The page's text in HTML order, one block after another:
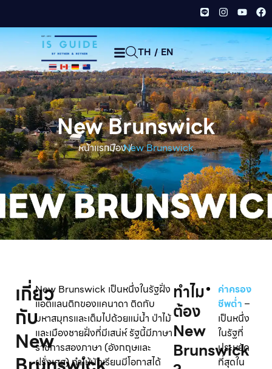
TH / EN
New Brunswick
หน้าเเรก /เมือง /New Brunswick
เกี่ยว
กับ
New
New Brunswick เป็นหนึ่งในรัฐฝั่ง
แอตแลนติกของแคนาดา ติดกับ
มหาสมุทรและเต็มไปด้วยแม่น้ำ ป่าไม้
และเมืองชายฝั่งที่มีเสน่ห์ รัฐนี้มีภาษา
ราชการสองภาษา (อังกฤษและ
ฝรั่งเศส) ทำให้นักเรียนมีโอกาสได้
ทําไม
ต้อง
New
Brunswick
ค่าครอง
ชีพต่ำ –
เป็นหนึ่ง
ในรัฐที่
ประหยัด
ที่สุดใน